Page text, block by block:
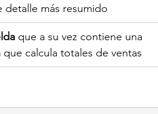
detalle más resumido
que a su vez contiene una
que calcula totales de ventas